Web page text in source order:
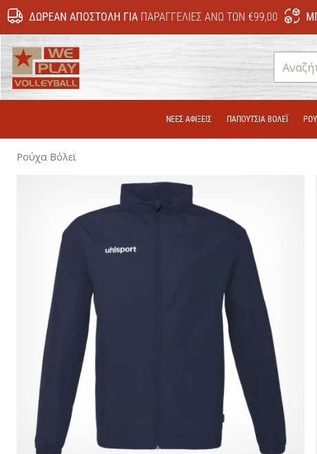
ΔΩΡΕΆΝ ΑΠΟΣΤΟΛΉ ΓΙΑΠΑΡΑΓΓΕΛΊΕΣ ΆΝΩ ΤΩΝ €99,00
ΝΕΕΣ ΑΦΙΞΕΙΣ ΠΑΠΟΎΤΣΙΑ ΒΌΛΕΪ
Ρούχα Βόλεϊ